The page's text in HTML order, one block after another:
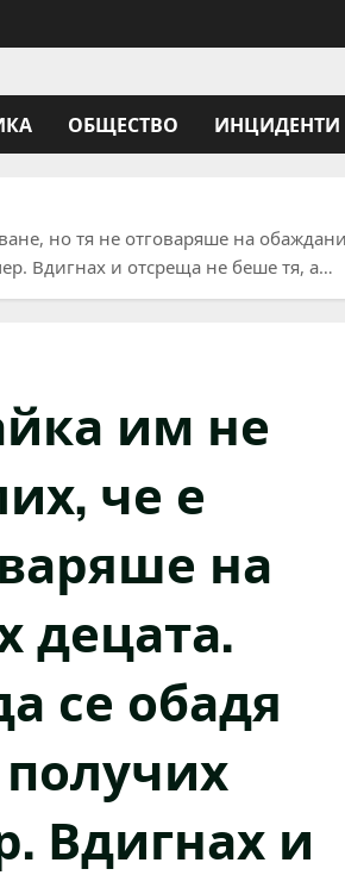
ОБЩЕСТВО ИНЦИДЕНТИ
но тя не отговаряше на
Вдигнах и отсреща не беше тя, а…
им не
че е
на
децата.
се обадя
Вдигнах и